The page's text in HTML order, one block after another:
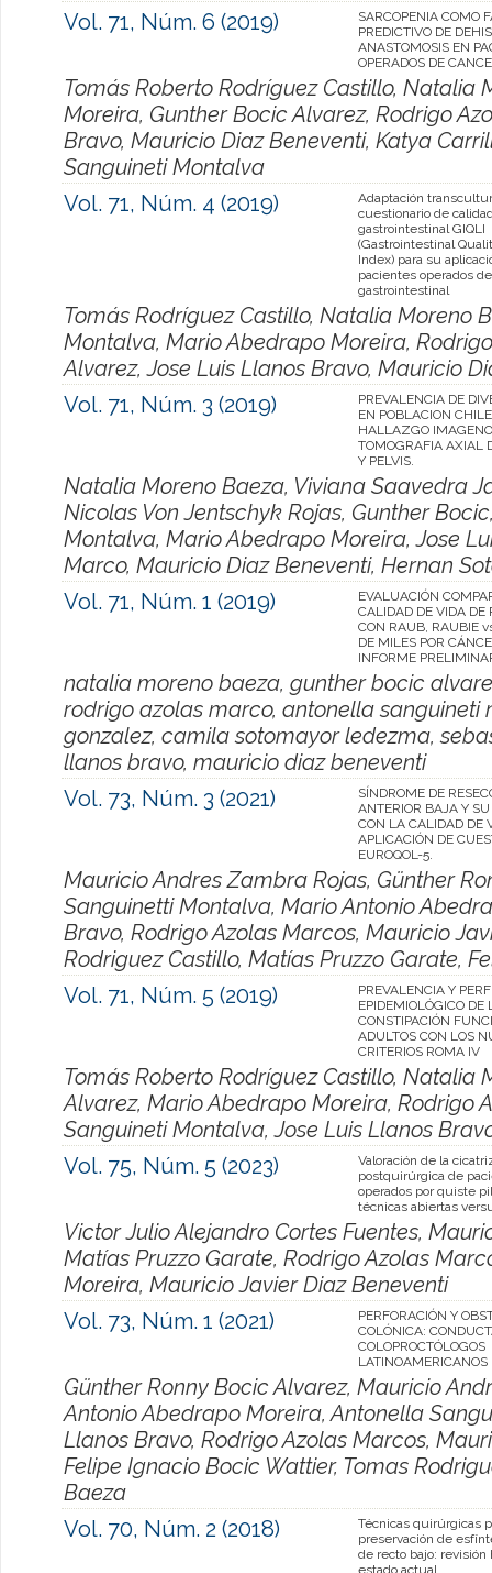
Vol. 71, Núm. 6 (2019)
SARCOPENIA COMO
PREDICTIVO DE
ANASTOMOSIS EN
OPERADOS DE
Tomás Roberto Rodríguez Castillo, Natalia
Moreira, Gunther Bocic Alvarez, Rodrigo
Bravo, Mauricio Diaz Beneventi, Katya
Sanguineti Montalva
Vol. 71, Núm. 4 (2019)
Adaptación
cuestionario de
gastrointestinal GIQLI
(Gastrointestinal
Index) para su
pacientes operados
gastrointestinal
Tomás Rodríguez Castillo, Natalia Moreno
Montalva, Mario Abedrapo Moreira,
Alvarez, Jose Luis Llanos Bravo, Mauricio
Vol. 71, Núm. 3 (2019)
PREVALENCIA DE
EN POBLACION
HALLAZGO
TOMOGRAFIA AXIAL
Y PELVIS.
Natalia Moreno Baeza, Viviana Saavedra
Nicolas Von Jentschyk Rojas, Gunther
Montalva, Mario Abedrapo Moreira, Jose
Marco, Mauricio Diaz Beneventi, Hernan
Vol. 71, Núm. 1 (2019)
EVALUACIÓN
CALIDAD DE VIDA DE
CON RAUB, RAUBIE
DE MILES POR
INFORME
natalia moreno baeza, gunther bocic
rodrigo azolas marco, antonella
gonzalez, camila sotomayor ledezma,
llanos bravo, mauricio diaz beneventi
Vol. 73, Núm. 3 (2021)
SÍNDROME DE
ANTERIOR BAJA Y
CON LA CALIDAD DE
APLICACIÓN DE
EUROQOL-5.
Mauricio Andres Zambra Rojas, Günther
Sanguinetti Montalva, Mario Antonio
Bravo, Rodrigo Azolas Marcos, Mauricio
Rodriguez Castillo, Matías Pruzzo Garate,
Vol. 71, Núm. 5 (2019)
PREVALENCIA Y
EPIDEMIOLÓGICO DE
CONSTIPACIÓN
ADULTOS CON LOS
CRITERIOS ROMA IV
Tomás Roberto Rodríguez Castillo, Natalia
Alvarez, Mario Abedrapo Moreira, Rodrigo
Sanguineti Montalva, Jose Luis Llanos
Vol. 75, Núm. 5 (2023)
Valoración de la
postquirúrgica de
operados por quiste
técnicas abiertas
Victor Julio Alejandro Cortes Fuentes,
Matías Pruzzo Garate, Rodrigo Azolas
Moreira, Mauricio Javier Diaz Beneventi
Vol. 73, Núm. 1 (2021)
PERFORACIÓN Y
COLÓNICA:
COLOPROCTÓLOGOS
LATINOAMERICANOS
Günther Ronny Bocic Alvarez, Mauricio
Antonio Abedrapo Moreira, Antonella
Llanos Bravo, Rodrigo Azolas Marcos,
Felipe Ignacio Bocic Wattier, Tomas
Baeza
Vol. 70, Núm. 2 (2018)
Técnicas quirúrgicas
preservación de
de recto bajo: revisión
estado actual